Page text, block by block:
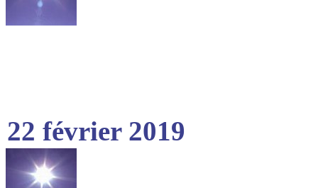
22 février 2019